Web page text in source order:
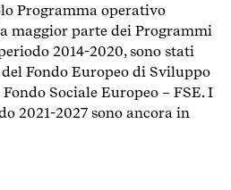
Programma operativo
maggior parte dei Programmi
2014-2020, sono stati
Fondo Europeo di Sviluppo
Sociale Europeo – FSE. I
2021-2027 sono ancora in